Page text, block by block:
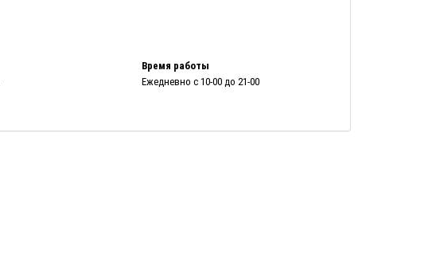
Время работы
Ежедневно с 10-00 до 21-00